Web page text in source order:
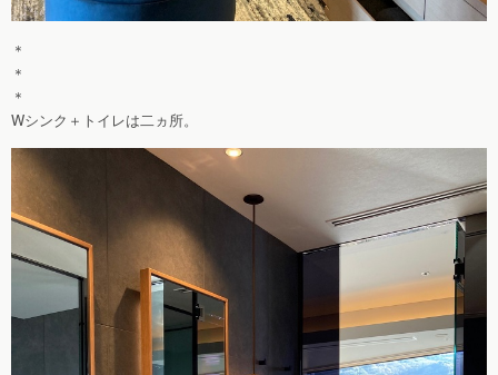
＊
＊
＊
Wシンク＋トイレは二ヵ所。